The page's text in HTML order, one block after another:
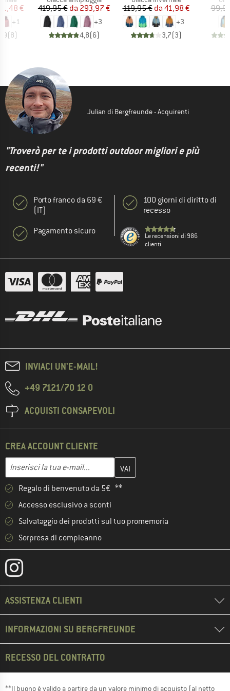
ridotto
€
+1
(8)
Prezzo
419,95 € Prezzo ridotto
da 293,97 €
+3
4,8(6)
Prezzo
119,95 € Prezzo ridotto
da 41,98 €
+3
3,7(3)
Julian di Bergfreunde - Acquirenti
"Troverò per te i prodotti outdoor migliori e più
recenti!"
Porto franco da 69 €
(IT)
Pagamento sicuro
100 giorni di diritto di
recesso
Le recensioni di 986
clienti
INVIACI UN'E-MAIL!
+49 7121/70 12 0
ACQUISTI CONSAPEVOLI
CREA ACCOUNT CLIENTE
Indirizzo e-mail
Inserisci qui il tuo indirizzo e-mail e crea il tuo account cliente
Regalo di benvenuto da 5€ **
Accesso esclusivo a sconti
Salvataggio dei prodotti sul tuo promemoria
Sorpresa di compleanno
ASSISTENZA CLIENTI
INFORMAZIONI SU BERGFREUNDE
RECESSO DEL CONTRATTO
**Il buono è valido a partire da un valore minimo di acquisto (al netto